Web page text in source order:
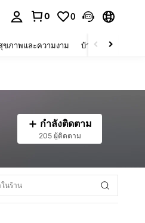
0 0
ขภาพและความงาม บ้านและที่อยู่อาศัย
กำลังติดตาม
205 ผู้ติดตาม